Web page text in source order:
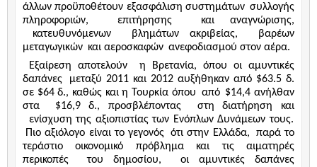
άλλων προϋποθέτουν εξασφάλιση συστημάτων συλλογής
πληροφοριών,
επιτήρησης
και αναγνώρισης,
κατευθυνόμενων
βλημάτων ακριβείας,
βαρέων
μεταγωγικών και αεροσκαφών ανεφοδιασμού στον αέρα.
Εξαίρεση αποτελούν
η Βρετανία, όπου οι αμυντικές
δαπάνες
μεταξύ 2011 και 2012 αυξήθηκαν από $63.5 δ.
σε $64 δ., καθώς και η Τουρκία όπου από $14,4 ανήλθαν
στα
$16,9 δ., προσβλέποντας
στη διατήρηση και
ενίσχυση της αξιοπιστίας των Ενόπλων Δυνάμεων τους.
Πιο αξιόλογο είναι το γεγονός ότι στην Ελλάδα,
παρά το
τεράστιο οικονομικό πρόβλημα και τις αιματηρές
περικοπές
του δημοσίου,
οι αμυντικές δαπάνες